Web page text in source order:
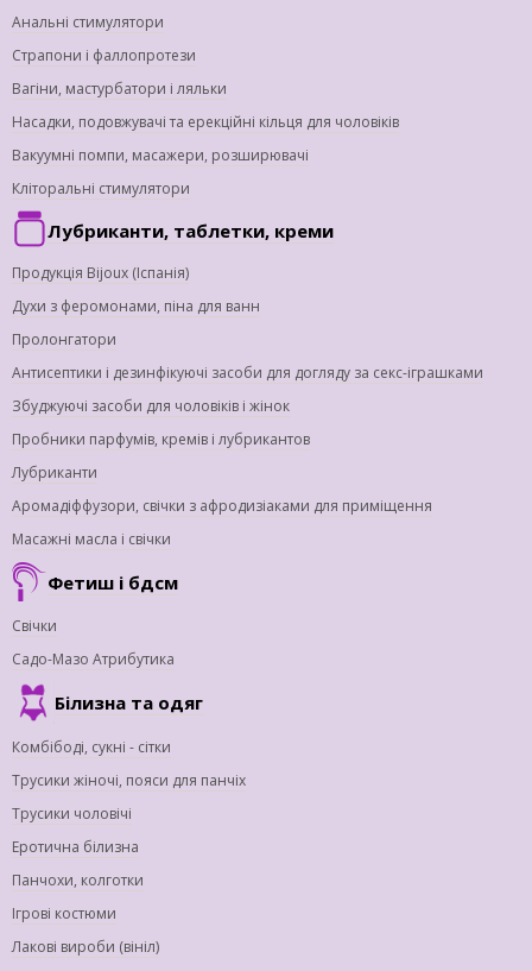
Анальні стимулятори
Страпони і фаллопротези
Вагіни, мастурбатори і ляльки
Насадки, подовжувачі та ерекційні кільця для чоловіків
Вакуумні помпи, масажери, розширювачі
Кліторальні стимулятори
Лубриканти, таблетки, креми
Продукція Bijoux (Іспанія)
Духи з феромонами, піна для ванн
Пролонгатори
Антисептики і дезинфікуючі засоби для догляду за секс-іграшками
Збуджуючі засоби для чоловіків і жінок
Пробники парфумів, кремів і лубрикантов
Лубриканти
Аромадіффузори, свічки з афродизіаками для приміщення
Масажні масла і свічки
Фетиш і бдсм
Свічки
Садо-Мазо Атрибутика
Білизна та одяг
Комбібоді, сукні - сітки
Трусики жіночі, пояси для панчіх
Трусики чоловічі
Еротична білизна
Панчохи, колготки
Ігрові костюми
Лакові вироби (вініл)